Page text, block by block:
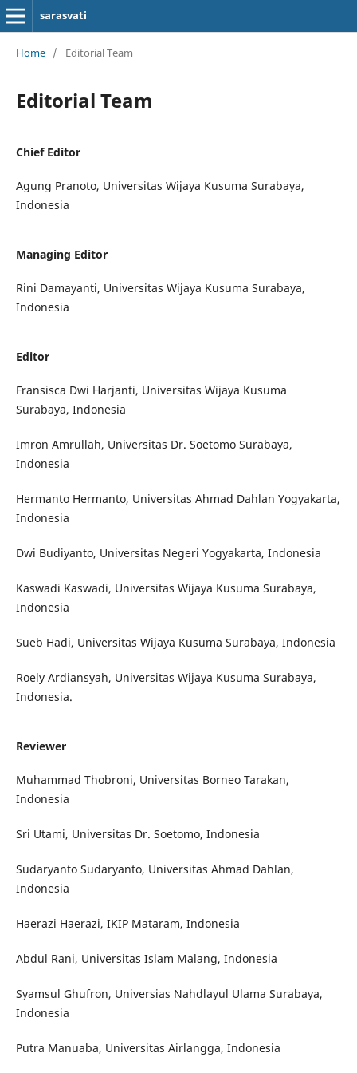
sarasvati
Home / Editorial Team
Editorial Team
Chief Editor
Agung Pranoto, Universitas Wijaya Kusuma Surabaya,
Indonesia
Managing Editor
Rini Damayanti, Universitas Wijaya Kusuma Surabaya,
Indonesia
Editor
Fransisca Dwi Harjanti, Universitas Wijaya Kusuma
Surabaya, Indonesia
Imron Amrullah, Universitas Dr. Soetomo Surabaya,
Indonesia
Hermanto Hermanto, Universitas Ahmad Dahlan Yogyakarta,
Indonesia
Dwi Budiyanto, Universitas Negeri Yogyakarta, Indonesia
Kaswadi Kaswadi, Universitas Wijaya Kusuma Surabaya,
Indonesia
Sueb Hadi, Universitas Wijaya Kusuma Surabaya, Indonesia
Roely Ardiansyah, Universitas Wijaya Kusuma Surabaya,
Indonesia.
Reviewer
Muhammad Thobroni, Universitas Borneo Tarakan,
Indonesia
Sri Utami, Universitas Dr. Soetomo, Indonesia
Sudaryanto Sudaryanto, Universitas Ahmad Dahlan,
Indonesia
Haerazi Haerazi, IKIP Mataram, Indonesia
Abdul Rani, Universitas Islam Malang, Indonesia
Syamsul Ghufron, Universias Nahdlayul Ulama Surabaya,
Indonesia
Putra Manuaba, Universitas Airlangga, Indonesia